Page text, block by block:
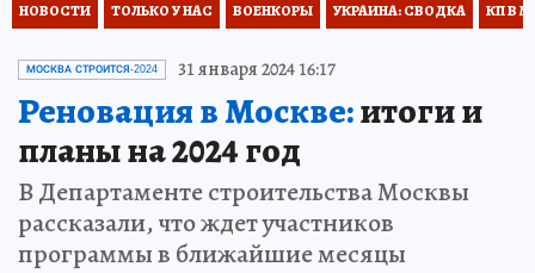
НОВОСТИ ТОЛЬКО У НАС ВОЕНКОРЫ УКРАИНА: СВОДКА КП В
МОСКВА СТРОИТСЯ-2024 31 января 2024 16:17
Реновация в Москве:итоги и
планы на 2024 год
В Департаменте строительства Москвы
рассказали, что ждет участников
программы в ближайшие месяцы